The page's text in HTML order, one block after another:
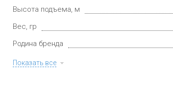
Высота подъема, м
Вес, гр
Родина бренда
Показать все